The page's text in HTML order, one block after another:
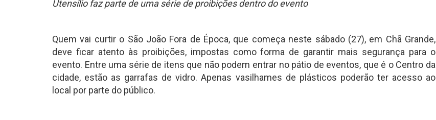
Utensílio faz parte de uma série de proibições dentro do evento
Quem vai curtir o São João Fora de Época, que começa neste sábado (27), em Chã Grande,
deve ficar atento às proibições, impostas como forma de garantir mais segurança para o
evento. Entre uma série de itens que não podem entrar no pátio de eventos, que é o Centro da
cidade, estão as garrafas de vidro. Apenas vasilhames de plásticos poderão ter acesso ao
local por parte do público.